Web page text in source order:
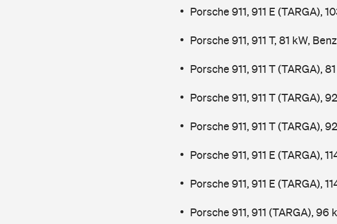
Porsche 911, 911 E (TARGA),
Porsche 911, 911 T, 81 kW,
Porsche 911, 911 T (TARGA),
Porsche 911, 911 T (TARGA),
Porsche 911, 911 T (TARGA),
Porsche 911, 911 E (TARGA),
Porsche 911, 911 E (TARGA),
Porsche 911, 911 (TARGA), 96